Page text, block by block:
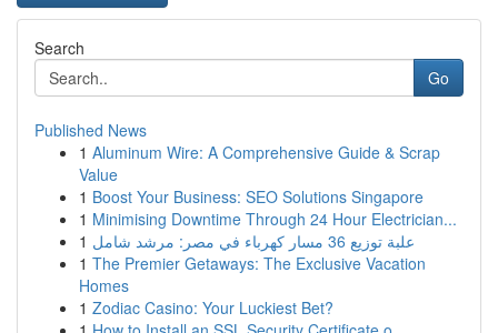
Search
Go
Published News
1 Aluminum Wire: A Comprehensive Guide & Scrap
Value
1 Boost Your Business: SEO Solutions Singapore
1 Minimising Downtime Through 24 Hour Electrician...
1
علبة توزيع 36 مسار كهرباء في مصر: مرشد شامل
1 The Premier Getaways: The Exclusive Vacation
Homes
1 Zodiac Casino: Your Luckiest Bet?